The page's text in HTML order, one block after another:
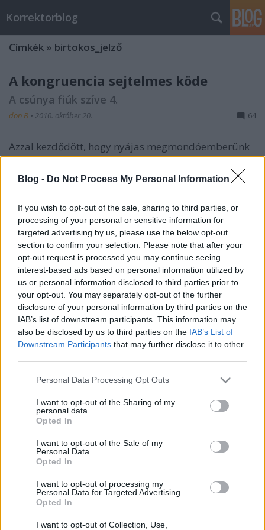
Blog - Do Not Process My Personal Information
If you wish to opt-out of the sale, sharing to third parties, or
processing of your personal or sensitive information for
targeted advertising by us, please use the below opt-out
section to confirm your selection. Please note that after your
opt-out request is processed you may continue seeing
interest-based ads based on personal information utilized by
us or personal information disclosed to third parties prior to
your opt-out. You may separately opt-out of the further
disclosure of your personal information by third parties on the
IAB’s list of downstream participants. This information may
also be disclosed by us to third parties on the IAB’s List of
Downstream Participants that may further disclose it to other
Please note that this website/app uses one or more Google
not limited to your visit or usage behaviour. You may click to
grant or deny consent to Google and its third-party tags to
use your data for below specified purposes in below Google
consent section.
Personal Data Processing Opt Outs
I want to opt-out of the Sharing of my
personal data.
Opted In
I want to opt-out of the Sale of my
Personal Data.
Opted In
I want to opt-out of processing my
Personal Data for Targeted Advertising.
Opted In
I want to opt-out of Collection, Use,
Korrektorblog
Címkék » birtokos_jelző
A kongruencia sejtelmes köde
A csúnya fiúk szíve 4.
don B • 2010. október 20. 64
Azzal kezdődött, hogy nyájas megmondóemberünk
újra írt: man@wo.rk to ugyelet Magas színvonalú,
kulturált jó estét kívánunk! man@wo.rk úgy
gondolta, hogy ez a cikk/hír érdekelheti önt: Újabb
Hé! Van legalább egy…
Egyeztetünk-e? Nem-e?
A csúnya fiúk szíve 3.
don B•2010. október 14.
Drága olvasók!Véreim! Magyarok!Megkérdezném
tőletek, hogy ez a mondat:vége lehet a
nyugdíjpénztáraknak kinek hogyan smakkol.1.
Teljesen természetes.2. Jó az úgy is.3. Van benne
valami furcsa.4. Hát, nem az igazi.5. Tök szar.6.
Egyértelműen hibás, csak elírás lehet.És…
A csúnya fiúknak is mennie kell
A csúnya fiúk szíve II.
2009. augusztus 07.
Béla, megy a hitvita a „barátnőknek is tolerálniUK
kellett” vs. „barátnőknek is tolerálniA kellett”
állóbb, annak ellenére is, hogy a barátnők többes